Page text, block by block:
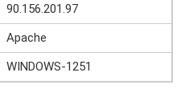
90.156.201.97
Apache
WINDOWS-1251